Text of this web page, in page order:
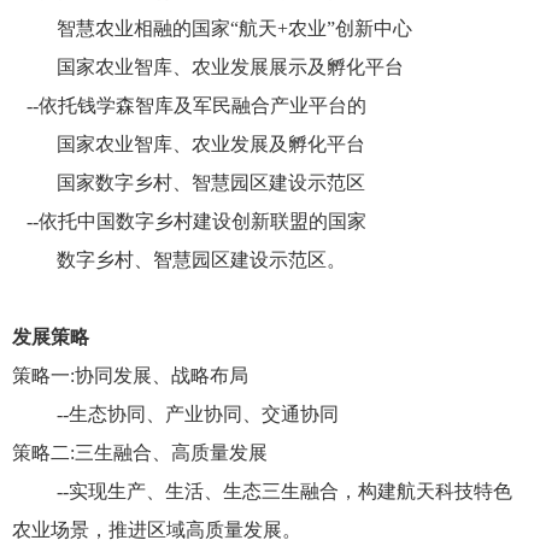
智慧农业相融的国家“航天+农业”创新中心
国家农业智库、农业发展展示及孵化平台
--依托钱学森智库及军民融合产业平台的
国家农业智库、农业发展及孵化平台
国家数字乡村、智慧园区建设示范区
--依托中国数字乡村建设创新联盟的国家
数字乡村、智慧园区建设示范区。
发展策略
策略一:协同发展、战略布局
--生态协同、产业协同、交通协同
策略二:三生融合、高质量发展
--实现生产、生活、生态三生融合，构建航天科技特色
农业场景，推进区域高质量发展。